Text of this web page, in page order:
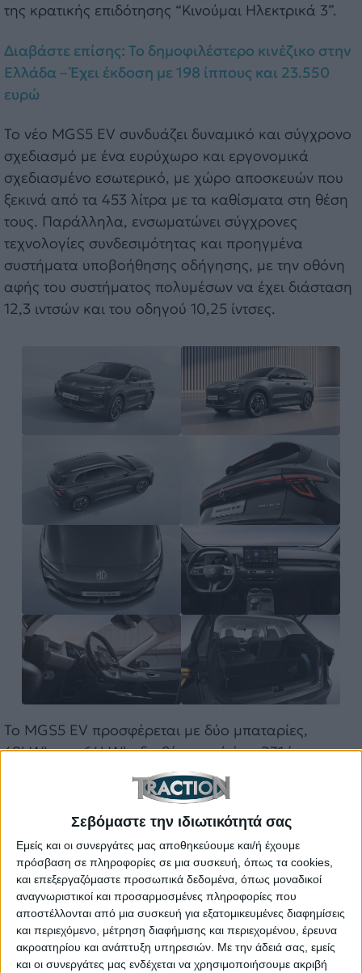
Σεβόμαστε την ιδιωτικότητά σας
Εμείς και οι συνεργάτες μας αποθηκεύουμε και/ή έχουμε
πρόσβαση σε πληροφορίες σε μια συσκευή, όπως τα cookies,
και επεξεργαζόμαστε προσωπικά δεδομένα, όπως μοναδικοί
αναγνωριστικοί και προσαρμοσμένες πληροφορίες που
αποστέλλονται από μια συσκευή για εξατομικευμένες διαφημίσεις
και περιεχόμενο, μέτρηση διαφήμισης και περιεχομένου, έρευνα
ακροατηρίου και ανάπτυξη υπηρεσιών. Με την άδειά σας, εμείς
και οι συνεργάτες μας ενδέχεται να χρησιμοποιήσουμε ακριβή
της κρατικής επιδότησης “Κινούμαι Ηλεκτρικά 3”.
Διαβάστε επίσης: Το δημοφιλέστερο κινέζικο στην
Ελλάδα – Έχει έκδοση με 198 ίππους και 23.550
ευρώ
Το νέο MGS5 EV συνδυάζει δυναμικό και σύγχρονο
σχεδιασμό με ένα ευρύχωρο και εργονομικά
σχεδιασμένο εσωτερικό, με χώρο αποσκευών που
ξεκινά από τα 453 λίτρα με τα καθίσματα στη θέση
τους. Παράλληλα, ενσωματώνει σύγχρονες
τεχνολογίες συνδεσιμότητας και προηγμένα
συστήματα υποβοήθησης οδήγησης, με την οθόνη
αφής του συστήματος πολυμέσων να έχει διάσταση
12,3 ιντσών και του οδηγού 10,25 ίντσες.
Το MGS5 EV προσφέρεται με δύο μπαταρίες,
49kWh και 64kWh, διαθέτει ισχύ έως 231 ίππους
και αυτονομία έως 480 χιλιόμετρα. Επιπλέον,
υποστηρίζει ταχεία φόρτιση, επιτρέποντας την
αναπλήρωση της μπαταρίας από 10% σε 80% σε
24 λεπτά, ενισχύοντας την πρακτικότητα στη χρήση.
Διαβάστε επίσης: Πέντε αστέρα από τον EuroNCAP
για αυτό το νέο MG
Το MGS5 EV προέρχεται από μια εξειδικευμένη
πλατφόρμα με κίνηση στους πίσω τροχούς και